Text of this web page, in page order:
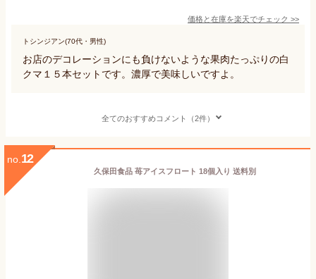
価格と在庫を楽天でチェック >>
トシンジアン(70代・男性)
お店のデコレーションにも負けないような果肉たっぷりの白
クマ１５本セットです。濃厚で美味しいですよ。
全てのおすすめコメント（2件）
no. 12
久保田食品 苺アイスフロート 18個入り 送料別